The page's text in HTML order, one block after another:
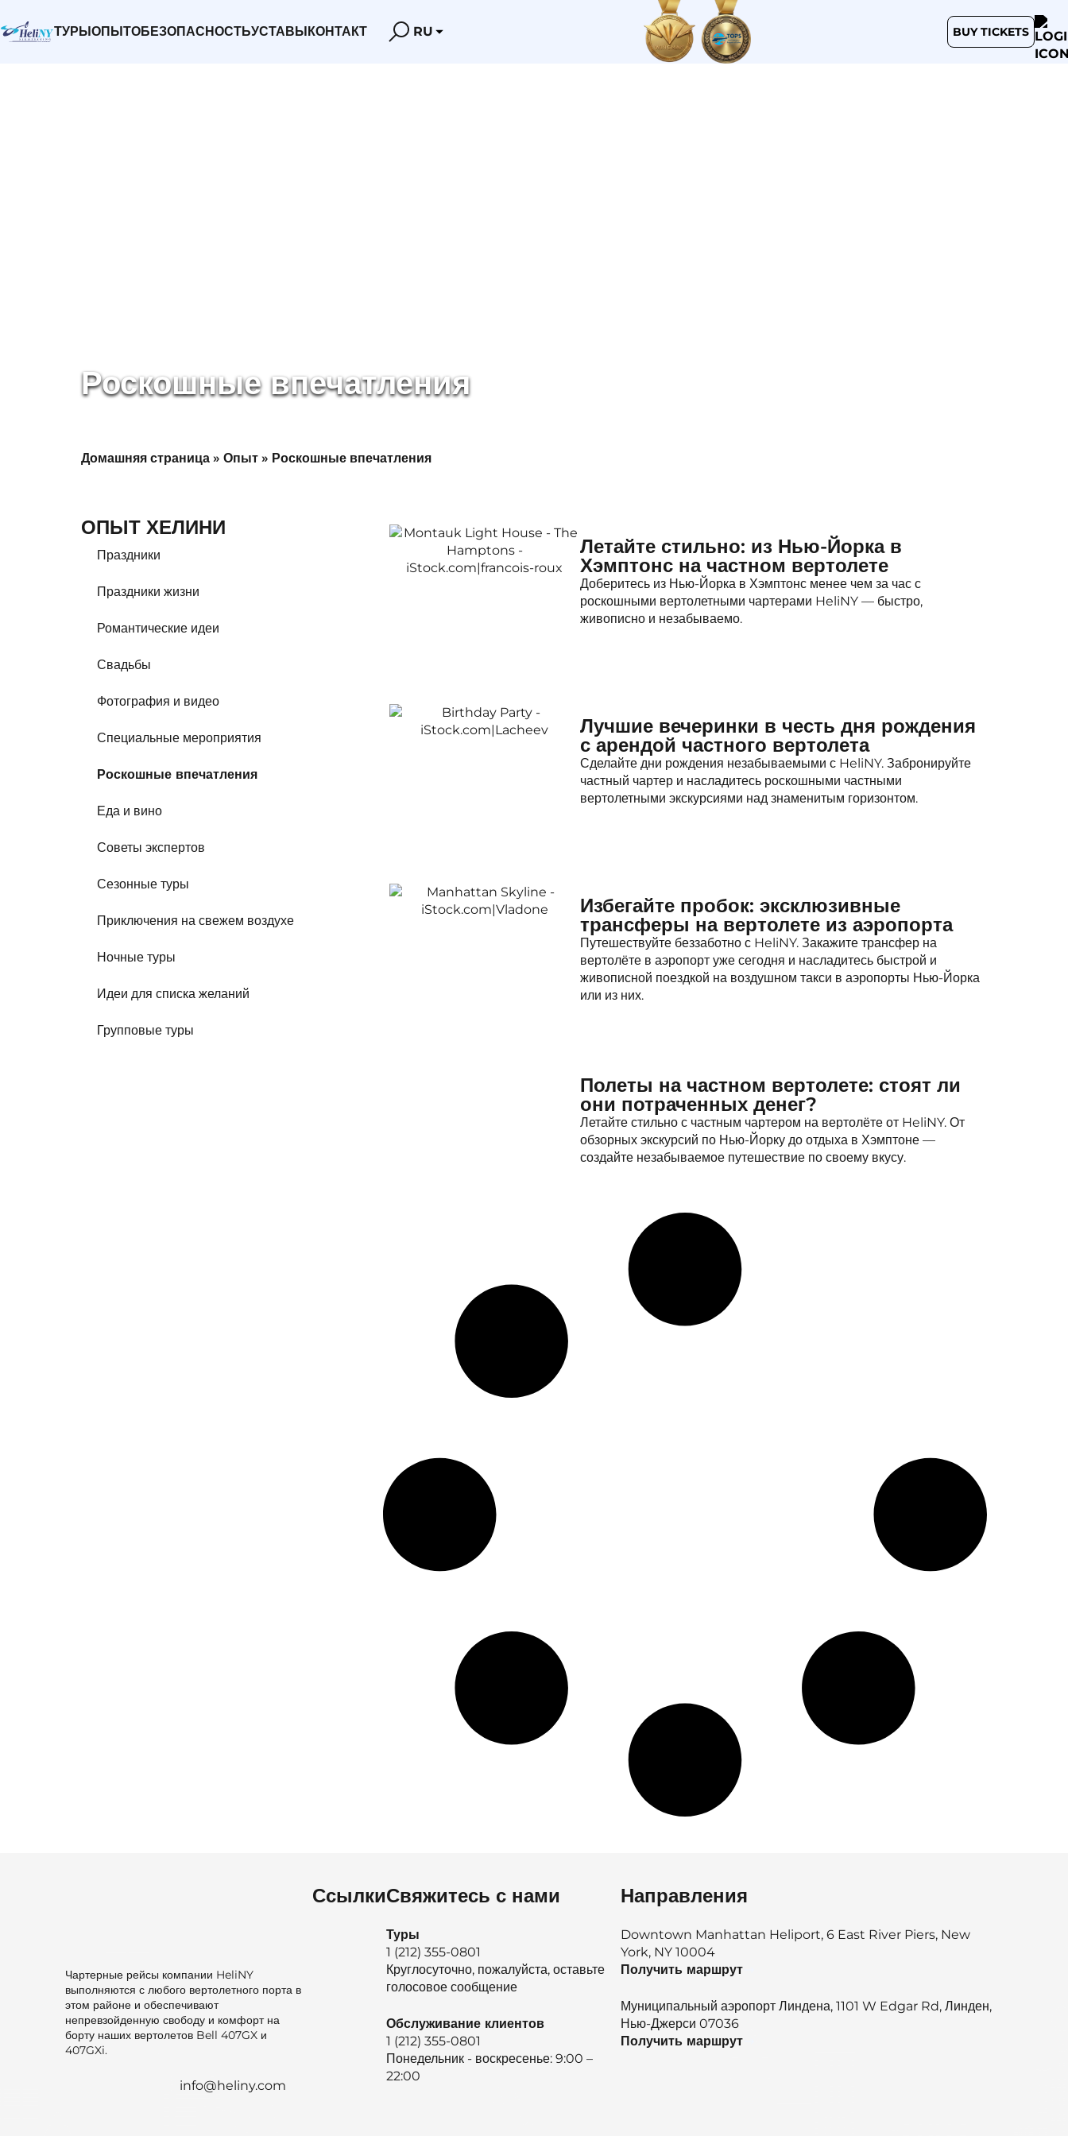
ТУРЫОПЫТОБЕЗОПАСНОСТЬУСТАВЫКОНТАКТ RU BUY TICKETS
Роскошные впечатления
Домашняя страница » Опыт » Роскошные впечатления
ОПЫТ ХЕЛИНИ
Праздники
Праздники жизни
Романтические идеи
Свадьбы
Фотография и видео
Специальные мероприятия
Роскошные впечатления
Еда и вино
Советы экспертов
Сезонные туры
Приключения на свежем воздухе
Ночные туры
Идеи для списка желаний
Групповые туры
Летайте стильно: из Нью-Йорка в
Хэмптонс на частном вертолете
Доберитесь из Нью-Йорка в Хэмптонс менее чем за час с
роскошными вертолетными чартерами HeliNY — быстро,
живописно и незабываемо.
Лучшие вечеринки в честь дня рождения
с арендой частного вертолета
Сделайте дни рождения незабываемыми с HeliNY. Забронируйте
частный чартер и насладитесь роскошными частными
вертолетными экскурсиями над знаменитым горизонтом.
Избегайте пробок: эксклюзивные
трансферы на вертолете из аэропорта
Путешествуйте беззаботно с HeliNY. Закажите трансфер на
вертолёте в аэропорт уже сегодня и насладитесь быстрой и
живописной поездкой на воздушном такси в аэропорты Нью-Йорка
или из них.
Полеты на частном вертолете: стоят ли
они потраченных денег?
Летайте стильно с частным чартером на вертолёте от HeliNY. От
обзорных экскурсий по Нью-Йорку до отдыха в Хэмптоне —
создайте незабываемое путешествие по своему вкусу.
Чартерные рейсы компании HeliNY
выполняются с любого вертолетного порта в
этом районе и обеспечивают
непревзойденную свободу и комфорт на
борту наших вертолетов Bell 407GX и
407GXi.
info@heliny.com
СсылкиСвяжитесь с нами
Туры
1 (212) 355-0801
Круглосуточно, пожалуйста, оставьте
голосовое сообщение
Обслуживание клиентов
1 (212) 355-0801
Понедельник - воскресенье: 9:00 –
22:00
Направления
Downtown Manhattan Heliport, 6 East River Piers, New
York, NY 10004
Получить маршрут
Муниципальный аэропорт Линдена, 1101 W Edgar Rd, Линден,
Нью-Джерси 07036
Получить маршрут